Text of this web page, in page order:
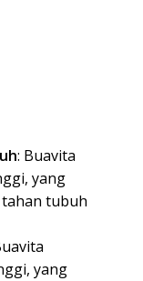
: Buavita
yang
tubuh
yang